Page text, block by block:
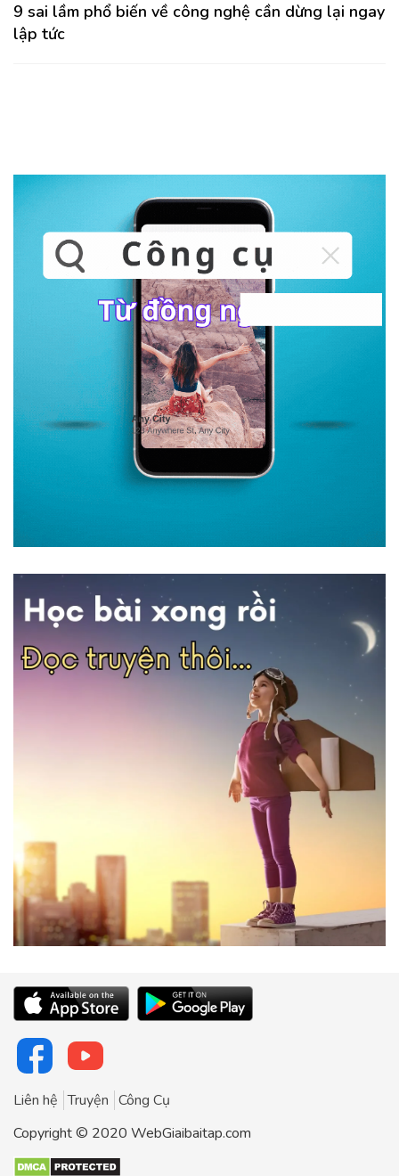
9 sai lầm phổ biến về công nghệ cần dừng lại ngay
lập tức
Liên hệ Truyện Công Cụ
Copyright © 2020 WebGiaibaitap.com